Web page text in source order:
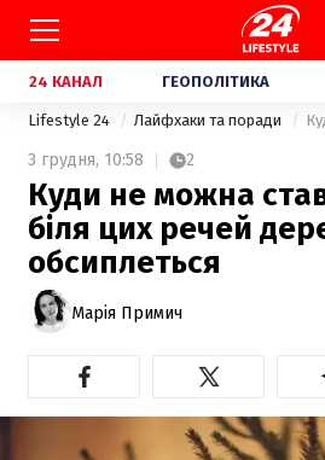
24 КАНАЛ ГЕОПОЛІТИКА
Lifestyle 24 Лайфхаки та поради
3 грудня, 10:58 2
Куди не можна
біля цих речей
обсиплеться
Марія Примич